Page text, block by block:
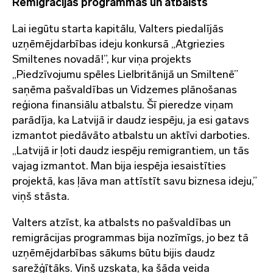
Lai iegūtu starta kapitālu, Valters piedalījās
uzņēmējdarbības ideju konkursā „Atgriezies
Smiltenes novadā!”, kur viņa projekts
„Piedzīvojumu spēles Lielbritānijā un Smiltenē”
saņēma pašvaldības un Vidzemes plānošanas
reģiona finansiālu atbalstu. Šī pieredze viņam
parādīja, ka Latvijā ir daudz iespēju, ja esi gatavs
izmantot piedāvāto atbalstu un aktīvi darboties.
„Latvijā ir ļoti daudz iespēju remigrantiem, un tās
vajag izmantot. Man bija iespēja iesaistīties
projektā, kas ļāva man attīstīt savu biznesa ideju,”
viņš stāsta.
Valters atzīst, ka atbalsts no pašvaldības un
remigrācijas programmas bija nozīmīgs, jo bez tā
uzņēmējdarbības sākums būtu bijis daudz
sarežģītāks. Viņš uzskata, ka šāda veida